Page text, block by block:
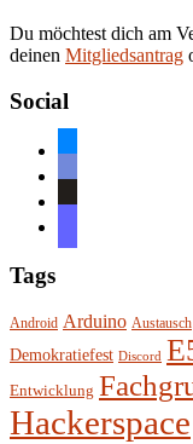
Du möchtest dich am
deinen Mitgliedsantrag
Social
Tags
Android Arduino Austausch
Demokratiefest Discord
Entwicklung
Hackerspace